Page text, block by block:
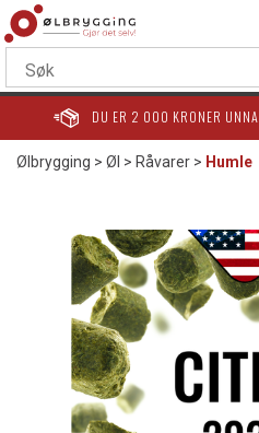
DU ER 2 000 KRONER
Ølbrygging>Øl >Råvarer> Humle